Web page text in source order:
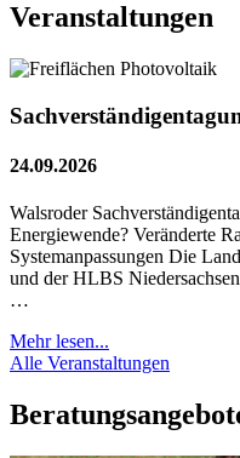
Veranstaltungen
24.09.2026
Walsroder
Energiewende? Veränderte
Systemanpassungen Die
und der HLBS
…
Mehr lesen...
Alle Veranstaltungen